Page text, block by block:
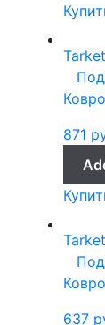
871
637